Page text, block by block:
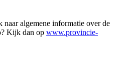
algemene informatie over de
Kijk dan op www.provincie-